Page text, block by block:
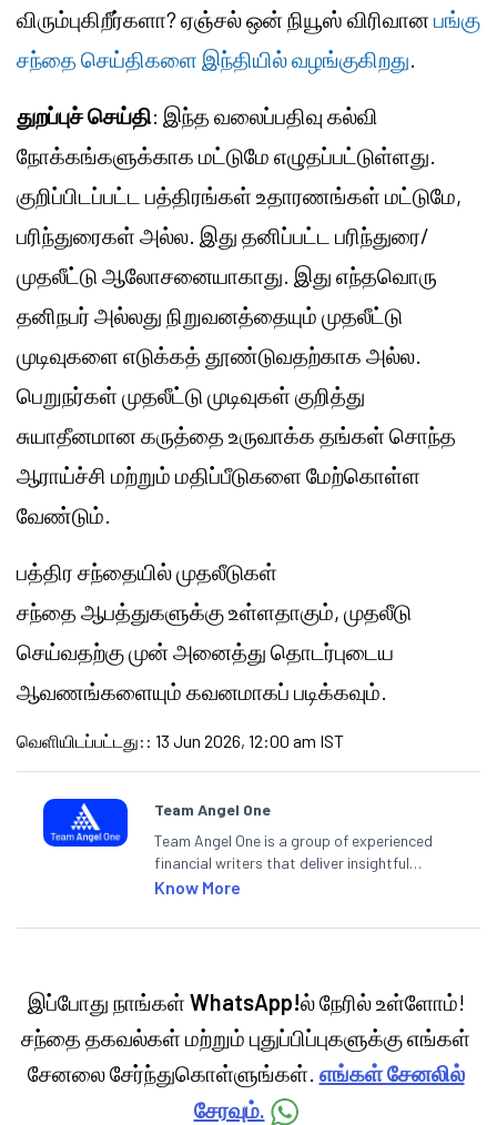
விரும்புகிறீர்களா? ஏஞ்சல் ஒன் நியூஸ் விரிவானபங்கு
சந்தை செய்திகளை இந்தியில் வழங்குகிறது.
துறப்புச் செய்தி: இந்த வலைப்பதிவு கல்வி
நோக்கங்களுக்காக மட்டுமே எழுதப்பட்டுள்ளது.
குறிப்பிடப்பட்ட பத்திரங்கள் உதாரணங்கள் மட்டுமே,
பரிந்துரைகள் அல்ல. இது தனிப்பட்ட பரிந்துரை/
முதலீட்டுஆலோசனையாகாது. இது எந்தவொரு
தனிநபர் அல்லது நிறுவனத்தையும் முதலீட்டு
முடிவுகளை எடுக்கத் தூண்டுவதற்காக அல்ல.
பெறுநர்கள் முதலீட்டு முடிவுகள் குறித்து
சுயாதீனமான கருத்தை உருவாக்க தங்கள் சொந்த
ஆராய்ச்சி மற்றும் மதிப்பீடுகளை மேற்கொள்ள
வேண்டும்.
பத்திர சந்தையில் முதலீடுகள்
சந்தை ஆபத்துகளுக்குஉள்ளதாகும், முதலீடு
செய்வதற்கு முன் அனைத்து தொடர்புடைய
ஆவணங்களையும் கவனமாகப் படிக்கவும்.
வெளியிடப்பட்டது: : 13 Jun 2026, 12:00 am IST
Team Angel One
Team Angel One is a group of experienced
financial writers that deliver insightful
articles on the stock market, IPO, economy,
categories.
Know More
இப்போது நாங்கள் WhatsApp!ல் நேரில் உள்ளோம்!
சந்தை தகவல்கள் மற்றும் புதுப்பிப்புகளுக்கு எங்கள்
சேனலை சேர்ந்துகொள்ளுங்கள். எங்கள் சேனலில்
சேரவும்.